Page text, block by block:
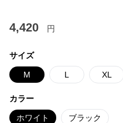
4,420 円
サイズ
M L XL
カラー
ホワイト ブラック